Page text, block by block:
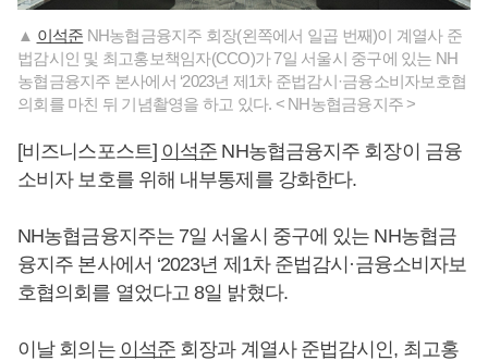
▲ 이석준 NH농협금융지주 회장(왼쪽에서 일곱 번째)이 계열사 준
법감시인 및 최고홍보책임자(CCO)가 7일 서울시 중구에 있는 NH
농협금융지주 본사에서 ‘2023년 제1차 준법감시·금융소비자보호협
의회를 마친 뒤 기념촬영을 하고 있다. < NH농협금융지주 >
[비즈니스포스트] 이석준 NH농협금융지주 회장이 금융
소비자 보호를 위해 내부통제를 강화한다.
NH농협금융지주는 7일 서울시 중구에 있는 NH농협금
융지주 본사에서 ‘2023년 제1차 준법감시·금융소비자보
호협의회를 열었다고 8일 밝혔다.
이날 회의는 이석준 회장과 계열사 준법감시인, 최고홍